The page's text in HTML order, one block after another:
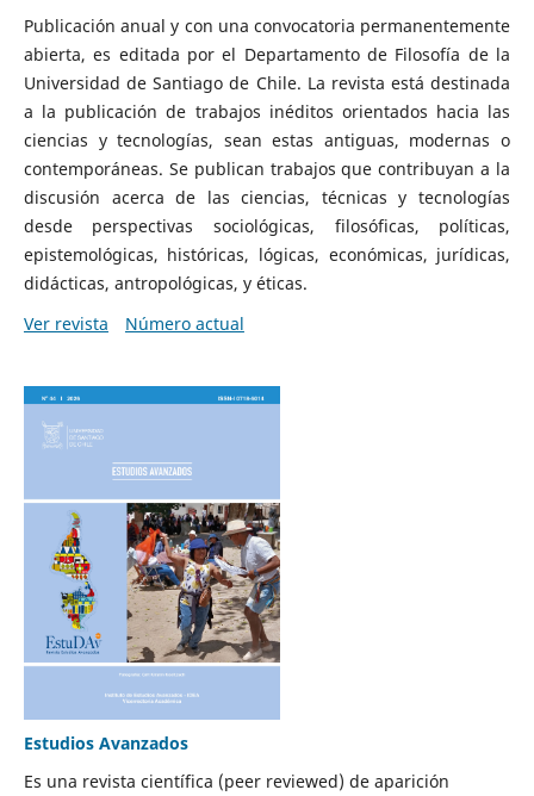
Publicación anual y con una convocatoria permanentemente
abierta, es editada por el Departamento de Filosofía de la
Universidad de Santiago de Chile. La revista está destinada
a la publicación de trabajos inéditos orientados hacia las
ciencias y tecnologías, sean estas antiguas, modernas o
contemporáneas. Se publican trabajos que contribuyan a la
discusión acerca de las ciencias, técnicas y tecnologías
desde perspectivas sociológicas, filosóficas, políticas,
epistemológicas, históricas, lógicas, económicas, jurídicas,
didácticas, antropológicas, y éticas.
Ver revista
Número actual
Estudios Avanzados
Es una revista científica (peer reviewed) de aparición